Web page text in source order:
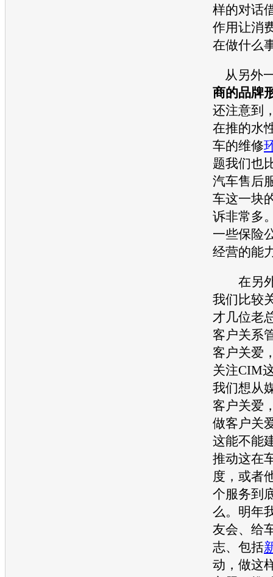
样的对话
作用让消
在做什么
从另外
商的品牌
还注意到
在推的水
车的维修
题我们也
汽车售后
车这一块
诉非常多
一些保险
经营的能
在另外
我们比较
才几位老
客户关系
客户关爱
关注CIM
我们想从
客户关爱
做客户关
这能不能
推动这在
度，或者
个服务到
么。明年
友会、给
志、包括
动，做这